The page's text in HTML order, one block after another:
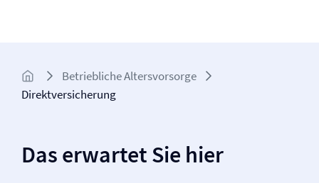
Betriebliche Altersvorsorge
Direkt­versicherung
Das erwartet Sie hier